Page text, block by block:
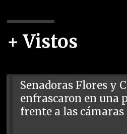
+ Vistos
Senadoras Flores y
enfrascaron en una
frente a las cámaras